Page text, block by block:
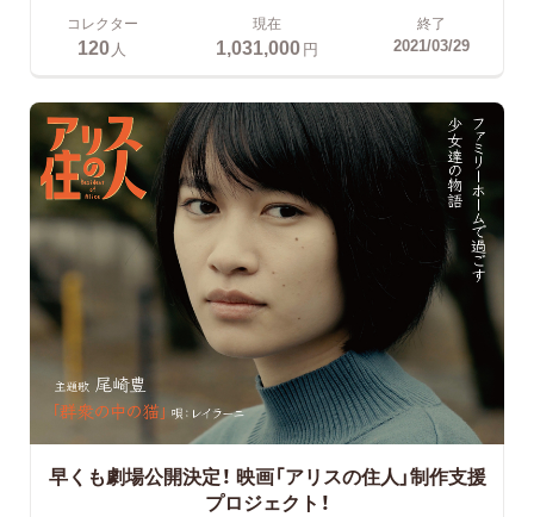
コレクター
120人
現在
1,031,000円
終了
2021/03/29
早くも劇場公開決定！ 映画「アリスの住人」制作支援
プロジェクト！